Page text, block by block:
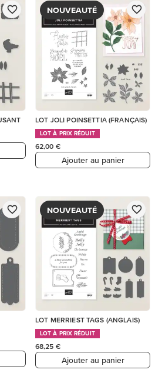
NOUVEAUTÉ
LOT JOLI POINSETTIA (FRANÇAIS)
LOT À PRIX RÉDUIT
62,00 €
Ajouter au panier
NOUVEAUTÉ
LOT MERRIEST TAGS (ANGLAIS)
LOT À PRIX RÉDUIT
68,25 €
Ajouter au panier